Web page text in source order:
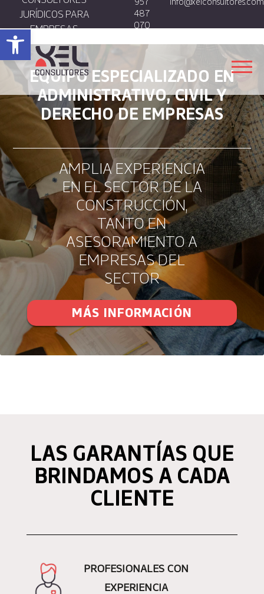
Abrir barra de herramientas
JURÍDICOS PARA
EMPRESAS
957
487
070
info@xelconsultores.com
NUESTRO EQUIPO
ESPECIALIDADES
ÁREAS
CLIENTES
ACTUALIDAD
CONTACTO
EQUIPO ESPECIALIZADO EN
ADMINISTRATIVO, CIVIL Y
DERECHO DE EMPRESAS
AMPLIA EXPERIENCIA
EN EL SECTOR DE LA
CONSTRUCCIÓN,
TANTO EN
ASESORAMIENTO A
EMPRESAS DEL
SECTOR
MÁS INFORMACIÓN
LAS GARANTÍAS QUE
BRINDAMOS A CADA
CLIENTE
PROFESIONALES CON
EXPERIENCIA